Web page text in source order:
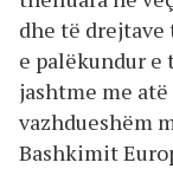
dhe të
e palëkundur e
jashtme me
vazhdueshëm
Bashkimit